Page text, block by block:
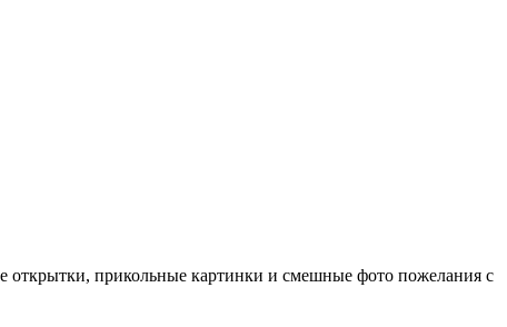
открытки, прикольные картинки и смешные фото пожелания с